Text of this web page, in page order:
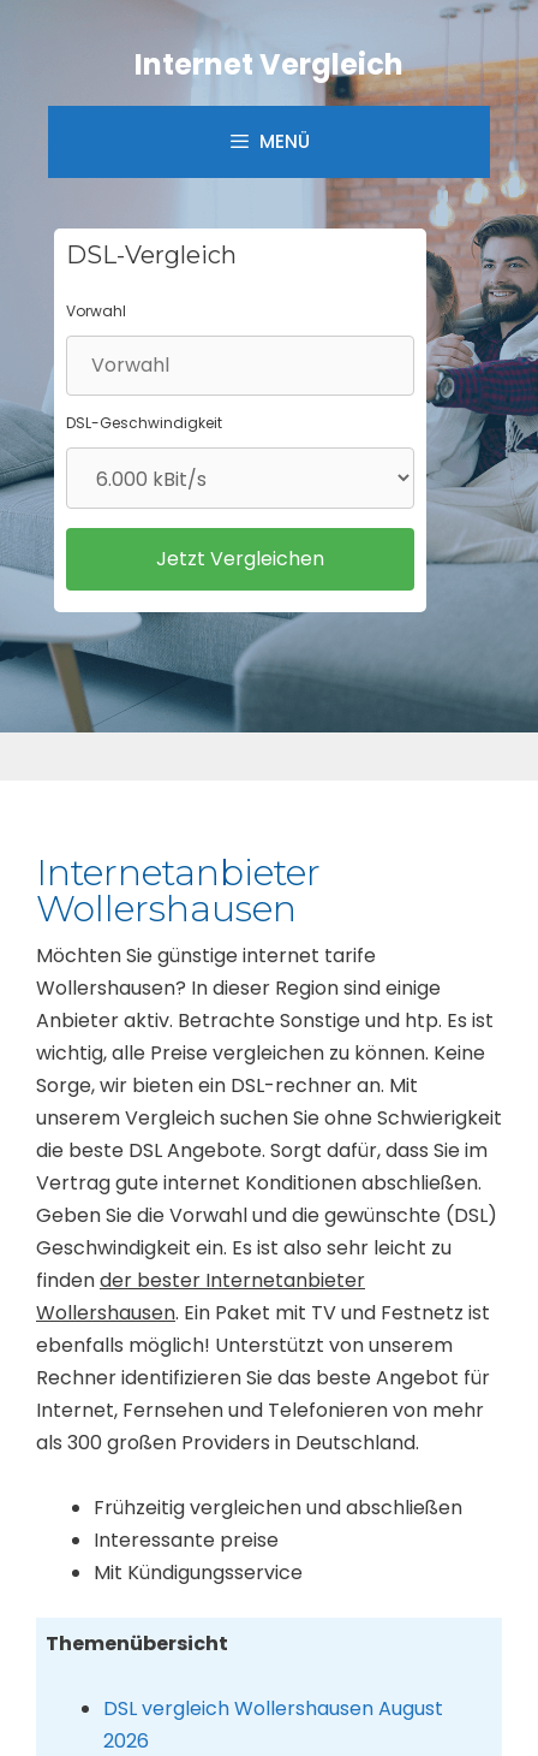
Internet Vergleich
MENÜ
DSL-Vergleich
Vorwahl
DSL-Geschwindigkeit
Internetanbieter
Wollershausen
Möchten Sie günstige internet tarife
Wollershausen? In dieser Region sind einige
Anbieter aktiv. Betrachte Sonstige und htp. Es ist
wichtig, alle Preise vergleichen zu können. Keine
Sorge, wir bieten ein DSL-rechner an. Mit
unserem Vergleich suchen Sie ohne Schwierigkeit
die beste DSL Angebote. Sorgt dafür, dass Sie im
Vertrag gute internet Konditionen abschließen.
Geben Sie die Vorwahl und die gewünschte (DSL)
Geschwindigkeit ein. Es ist also sehr leicht zu
findender bester Internetanbieter
Wollershausen. Ein Paket mit TV und Festnetz ist
ebenfalls möglich! Unterstützt von unserem
Rechner identifizieren Sie das beste Angebot für
Internet, Fernsehen und Telefonieren von mehr
als 300 großen Providers in Deutschland.
Frühzeitig vergleichen und abschließen
Interessante preise
Mit Kündigungsservice
Themenübersicht
DSL vergleich Wollershausen August
2026